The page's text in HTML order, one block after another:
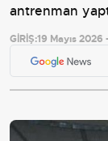
antrenman
GİRİŞ:19 Mayıs 2026